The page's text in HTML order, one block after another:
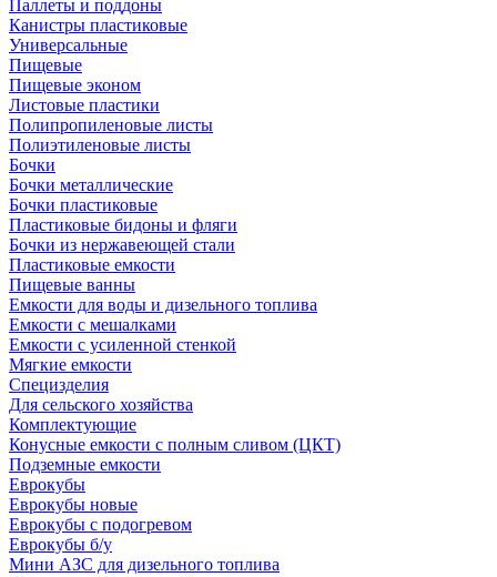
Паллеты и поддоны
Канистры пластиковые
Универсальные
Пищевые
Пищевые эконом
Листовые пластики
Полипропиленовые листы
Полиэтиленовые листы
Бочки
Бочки металлические
Бочки пластиковые
Пластиковые бидоны и фляги
Бочки из нержавеющей стали
Пластиковые емкости
Пищевые ванны
Емкости для воды и дизельного топлива
Емкости с мешалками
Емкости с усиленной стенкой
Мягкие емкости
Специзделия
Для сельского хозяйства
Комплектующие
Конусные емкости с полным сливом (ЦКТ)
Подземные емкости
Еврокубы
Еврокубы новые
Еврокубы с подогревом
Еврокубы б/у
Мини АЗС для дизельного топлива